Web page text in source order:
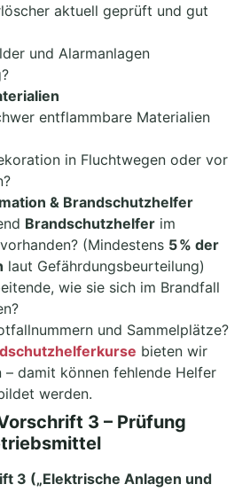
aktuell geprüft und gut
und Alarmanlagen
entflammbare Materialien
in Fluchtwegen oder vor
& Brandschutzhelfer
Brandschutzhelfer im
(Mindestens 5 % der
laut Gefährdungsbeurteilung)
wie sie sich im Brandfall
und Sammelplätze?
bieten wir
– damit können fehlende Helfer
werden.
3 – Prüfung
3 („Elektrische Anlagen und